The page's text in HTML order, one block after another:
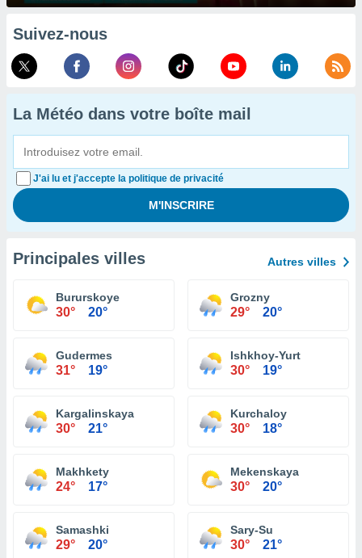
Suivez-nous
La Météo dans votre boîte mail
J'ai lu et j'accepte la politique de privacité
Principales villes Autres villes
Bururskoye
30° 20°
Grozny
29° 20°
Gudermes
31° 19°
Ishkhoy-Yurt
30° 19°
Kargalinskaya
30° 21°
Kurchaloy
30° 18°
Makhkety
24° 17°
Mekenskaya
30° 20°
Samashki
29° 20°
Sary-Su
30° 21°